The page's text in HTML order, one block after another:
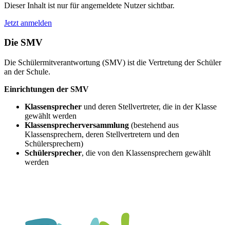
Dieser Inhalt ist nur für angemeldete Nutzer sichtbar.
Jetzt anmelden
Die SMV
Die Schülermitverantwortung (SMV) ist die Vertretung der Schüler
an der Schule.
Einrichtungen der SMV
Klassensprecher und deren Stellvertreter, die in der Klasse
gewählt werden
Klassensprecherversammlung (bestehend aus
Klassensprechern, deren Stellvertretern und den
Schülersprechern)
Schülersprecher, die von den Klassensprechern gewählt
werden